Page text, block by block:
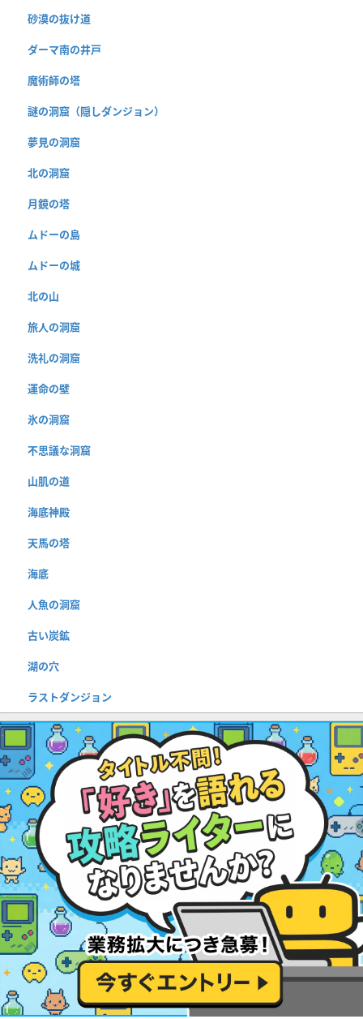
砂漠の抜け道
ダーマ南の井戸
魔術師の塔
謎の洞窟（隠しダンジョン）
夢見の洞窟
北の洞窟
月鏡の塔
ムドーの島
ムドーの城
北の山
旅人の洞窟
洗礼の洞窟
運命の壁
氷の洞窟
不思議な洞窟
山肌の道
海底神殿
天馬の塔
海底
人魚の洞窟
古い炭鉱
湖の穴
ラストダンジョン